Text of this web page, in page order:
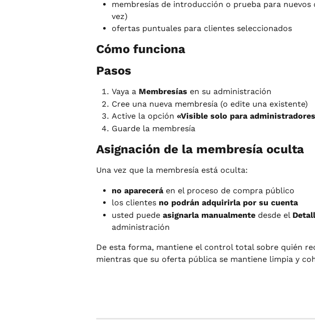
membresías de introducción o prueba para nuevos
vez)
ofertas puntuales para clientes seleccionados
Cómo funciona
Pasos
Vaya a Membresías en su administración
Cree una nueva membresía (o edite una existente)
Active la opción «Visible solo para
Guarde la membresía
Asignación de la membresía oculta
Una vez que la membresía está oculta:
no aparecerá en el proceso de compra público
los clientes no podrán adquirirla por su cuenta
usted puede asignarla manualmente desde el
administración
De esta forma, mantiene el control total sobre quién
mientras que su oferta pública se mantiene limpia y